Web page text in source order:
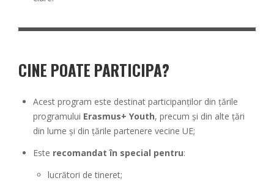
CINE POATE PARTICIPA?
Acest program este destinat participanților din țările
programului Erasmus+ Youth, precum și din alte țări
din lume și din țările partenere vecine UE;
Este recomandat în special pentru:
lucrători de tineret;